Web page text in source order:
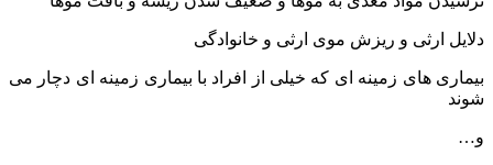
دلایل ارثی و ریزش موی ارثی و خانوادگی
بیماری های زمینه ای که خیلی از افراد با بیماری زمینه ای دچار می
شوند
و…